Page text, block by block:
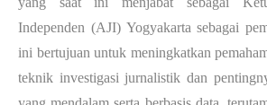
Independen (AJI) Yogyakarta sebagai
ini bertujuan untuk meningkatkan
teknik investigasi jurnalistik dan